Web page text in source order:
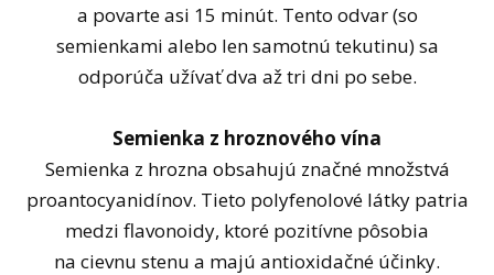
a povarte asi 15 minút. Tento odvar (so
semienkami alebo len samotnú tekutinu) sa
odporúča užívať dva až tri dni po sebe.
Semienka z hroznového vína
Semienka z hrozna obsahujú značné množstvá
proantocyanidínov. Tieto polyfenolové látky patria
medzi flavonoidy, ktoré pozitívne pôsobia
na cievnu stenu a majú antioxidačné účinky.